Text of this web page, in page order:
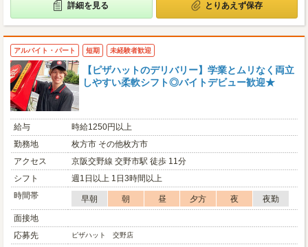
詳細を見る とりあえず保存
アルバイト・パート 短期 未経験者歓迎
【ピザハットのデリバリー】学業とムリなく両立
しやすい柔軟シフト◎バイトデビュー歓迎★
給与
時給1250円以上
勤務地
枚方市 その他枚方市
アクセス
京阪交野線 交野市駅 徒歩 11分
シフト
週1日以上 1日3時間以上
時間帯
早朝 朝 昼 夕方 夜
夜勤
面接地
応募先
ピザハット 交野店